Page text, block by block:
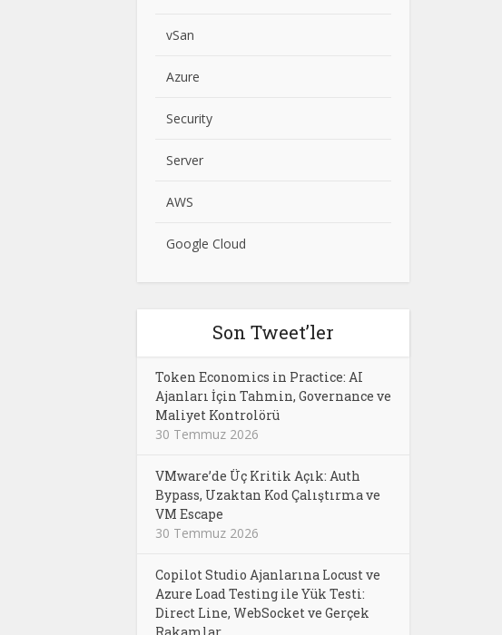
vSan
Azure
Security
Server
AWS
Google Cloud
Son Tweet’ler
Token Economics in Practice: AI
Ajanları İçin Tahmin, Governance ve
Maliyet Kontrolörü
30 Temmuz 2026
VMware’de Üç Kritik Açık: Auth
Bypass, Uzaktan Kod Çalıştırma ve
VM Escape
30 Temmuz 2026
Copilot Studio Ajanlarına Locust ve
Azure Load Testing ile Yük Testi:
Direct Line, WebSocket ve Gerçek